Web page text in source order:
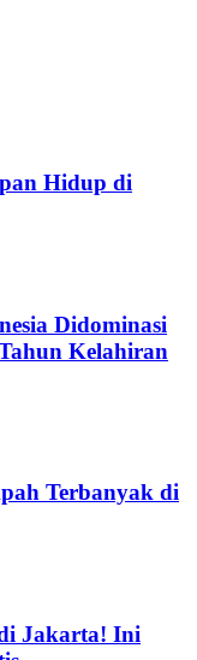
Hidup di
Didominasi
Kelahiran
Terbanyak di
Jakarta! Ini